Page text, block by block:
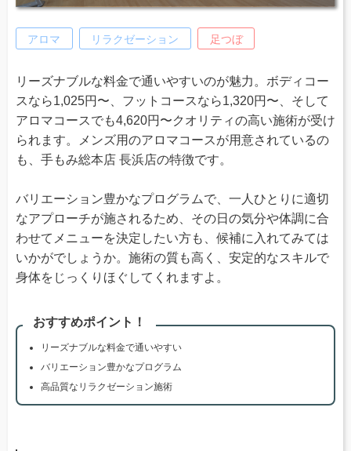
アロマ リラクゼーション 足つぼ
リーズナブルな料金で通いやすいのが魅力。ボディコー
スなら1,025円〜、フットコースなら1,320円〜、そして
アロマコースでも4,620円〜クオリティの高い施術が受け
られます。メンズ用のアロマコースが用意されているの
も、手もみ総本店 長浜店の特徴です。
バリエーション豊かなプログラムで、一人ひとりに適切
なアプローチが施されるため、その日の気分や体調に合
わせてメニューを決定したい方も、候補に入れてみては
いかがでしょうか。施術の質も高く、安定的なスキルで
身体をじっくりほぐしてくれますよ。
おすすめポイント！
リーズナブルな料金で通いやすい
バリエーション豊かなプログラム
高品質なリラクゼーション施術